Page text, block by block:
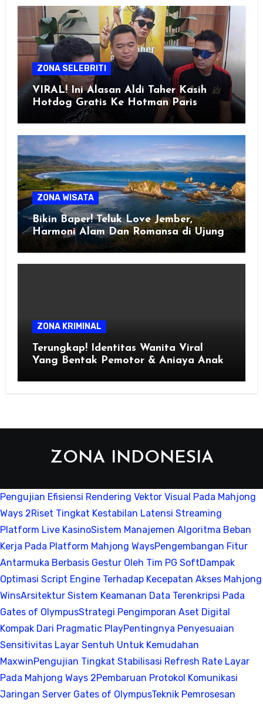
ZONA SELEBRITI
VIRAL! Ini Alasan Aldi Taher Kasih
Hotdog Gratis Ke Hotman Paris
ZONA WISATA
Bikin Baper! Teluk Love Jember,
Harmoni Alam Dan Romansa di Ujung
Selatan Jawa
ZONA KRIMINAL
Terungkap! Identitas Wanita Viral
Yang Bentak Pemotor & Aniaya Anak
ZONA INDONESIA
Pengujian Efisiensi Rendering Vektor Visual Pada Mahjong
Ways 2Riset Tingkat Kestabilan Latensi Streaming
Platform Live KasinoSistem Manajemen Algoritma Beban
Kerja Pada Platform Mahjong WaysPengembangan Fitur
Antarmuka Berbasis Gestur Oleh Tim PG SoftDampak
Optimasi Script Engine Terhadap Kecepatan Akses Mahjong
WinsArsitektur Sistem Keamanan Data Terenkripsi Pada
Gates of OlympusStrategi Pengimporan Aset Digital
Kompak Dari Pragmatic PlayPentingnya Penyesuaian
Sensitivitas Layar Sentuh Untuk Kemudahan
MaxwinPengujian Tingkat Stabilisasi Refresh Rate Layar
Pada Mahjong Ways 2Pembaruan Protokol Komunikasi
Jaringan Server Gates of OlympusTeknik Pemrosesan